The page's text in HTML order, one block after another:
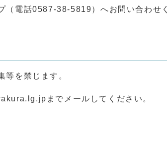
（電話0587-38-5819）へお問い合わせく
等を禁じます。
までメールしてください。